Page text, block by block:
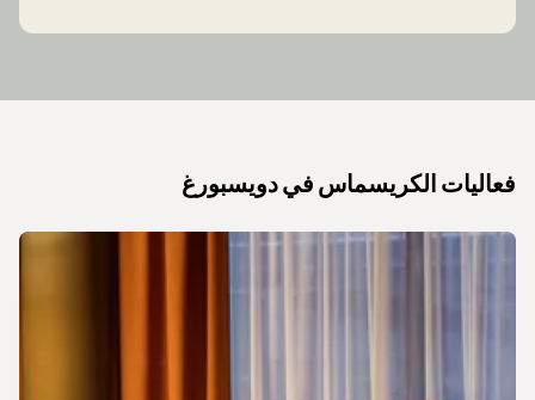
فعاليات الكريسماس في دويسبورغ
الشريحة 1 من 1